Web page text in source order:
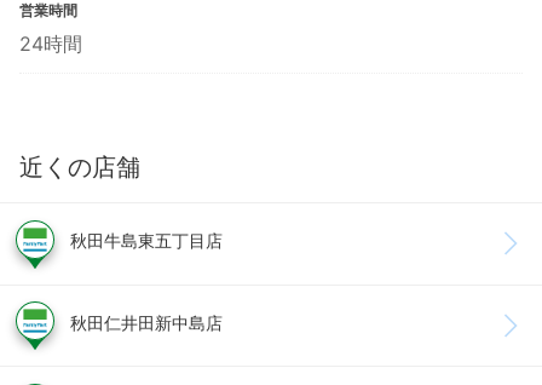
営業時間
24時間
近くの店舗
秋田牛島東五丁目店
秋田仁井田新中島店